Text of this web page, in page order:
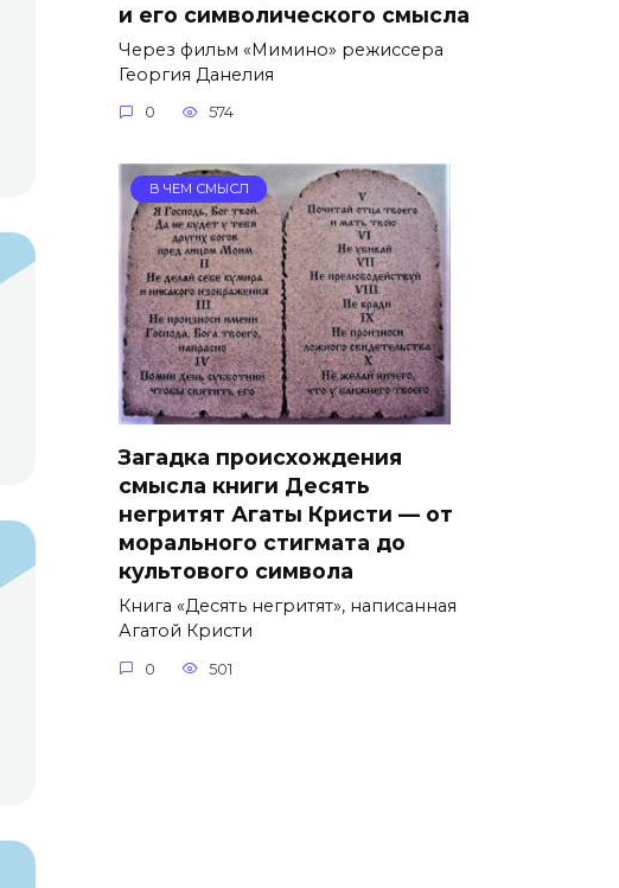
и его символического смысла
Через фильм «Мимино» режиссера
Георгия Данелия
0 574
В ЧЕМ СМЫСЛ
Загадка происхождения
смысла книги Десять
негритят Агаты Кристи — от
морального стигмата до
культового символа
Книга «Десять негритят», написанная
Агатой Кристи
0 501